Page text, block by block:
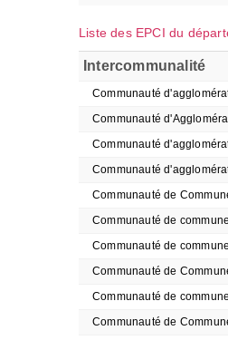
Liste des EPCI du
Intercommunalité
Communauté
Communauté
Communauté
Communauté
Communauté de
Communauté de
Communauté de
Communauté de
Communauté de
Communauté de